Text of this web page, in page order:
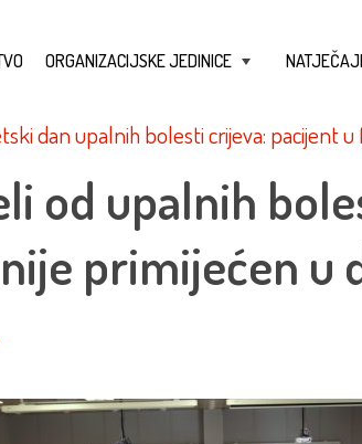
ORGANIZACIJSKE JEDINICE NATJEČAJI
dan upalnih bolesti crijeva: pacijent
od upalnih
primijećen u